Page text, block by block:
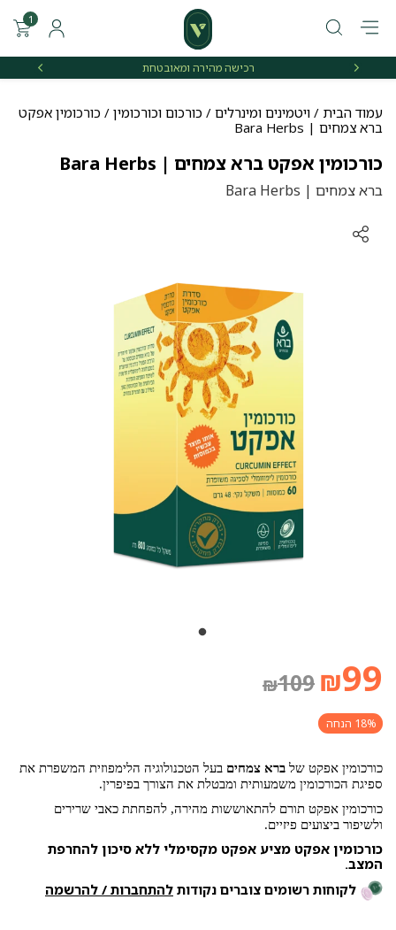
רכישה מהירה ומאובטחת
1
עמוד הבית / ויטמינים ומינרלים / כורכום וכורכומין / כורכומין אפקט
ברא צמחים | Bara Herbs
כורכומין אפקט ברא צמחים | Bara Herbs
ברא צמחים | Bara Herbs
₪109 ₪99
18% הנחה
כורכומין אפקט של ברא צמחים בעל הטכנולוגיה הלימפוזית המשפרת את
ספיגת הכורכומין משמעותית ומבטלת את הצורך בפיפרין.
כורכומין אפקט תורם להתאוששות מהירה, להפחתת כאבי שרירים
ולשיפור ביצועים פיזיים.
כורכומין אפקט מציע אפקט מקסימלי ללא סיכון להחרפת
המצב.
לקוחות רשומים צוברים נקודות להתחברות / להרשמה